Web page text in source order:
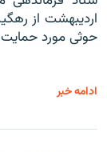
اردیبهشت از
حوثی‌ مورد حمایت
ادامه خبر